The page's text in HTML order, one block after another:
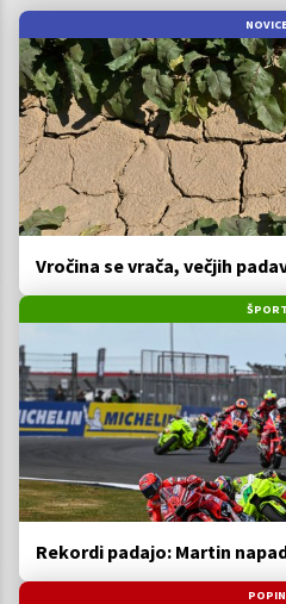
Vročina se vrača, večjih
ŠPORT
Rekordi padajo: Martin
POPIN